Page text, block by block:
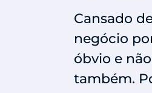
Cansado
negócio
óbvio e
também.